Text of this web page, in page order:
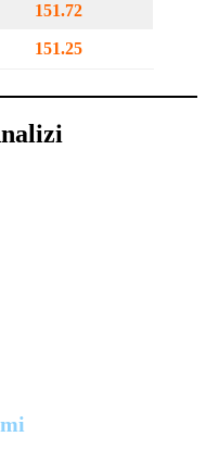
151.72
151.25